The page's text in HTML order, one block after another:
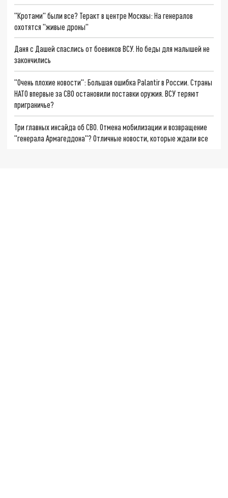
"Кротами" были все? Теракт в центре Москвы: На генералов
охотятся "живые дроны"
Даня с Дашей спаслись от боевиков ВСУ. Но беды для малышей не
закончились
"Очень плохие новости": Большая ошибка Palantir в России. Страны
НАТО впервые за СВО остановили поставки оружия. ВСУ теряют
приграничье?
Три главных инсайда об СВО. Отмена мобилизации и возвращение
"генерала Армагеддона"? Отличные новости, которые ждали все